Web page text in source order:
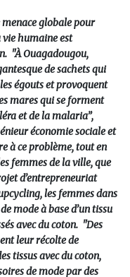
globale pour
humaine est
"À Ouagadougou,
de sachets qui
égouts et provoquent
mares qui se forment
et de la malaria”,
économie sociale et
à ce problème, tout en
femmes de la ville, que
d’entrepreneuriat
les femmes dans
mode à base d’un tissu
avec du coton. "Des
leur récolte de
tissus avec du coton,
de mode par des